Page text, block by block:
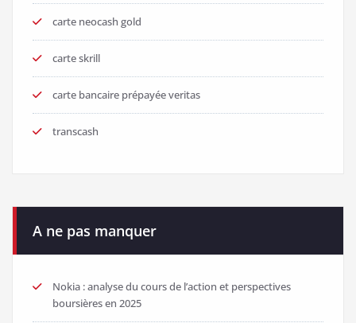
carte neocash gold
carte skrill
carte bancaire prépayée veritas
transcash
A ne pas manquer
Nokia : analyse du cours de l’action et perspectives
boursières en 2025